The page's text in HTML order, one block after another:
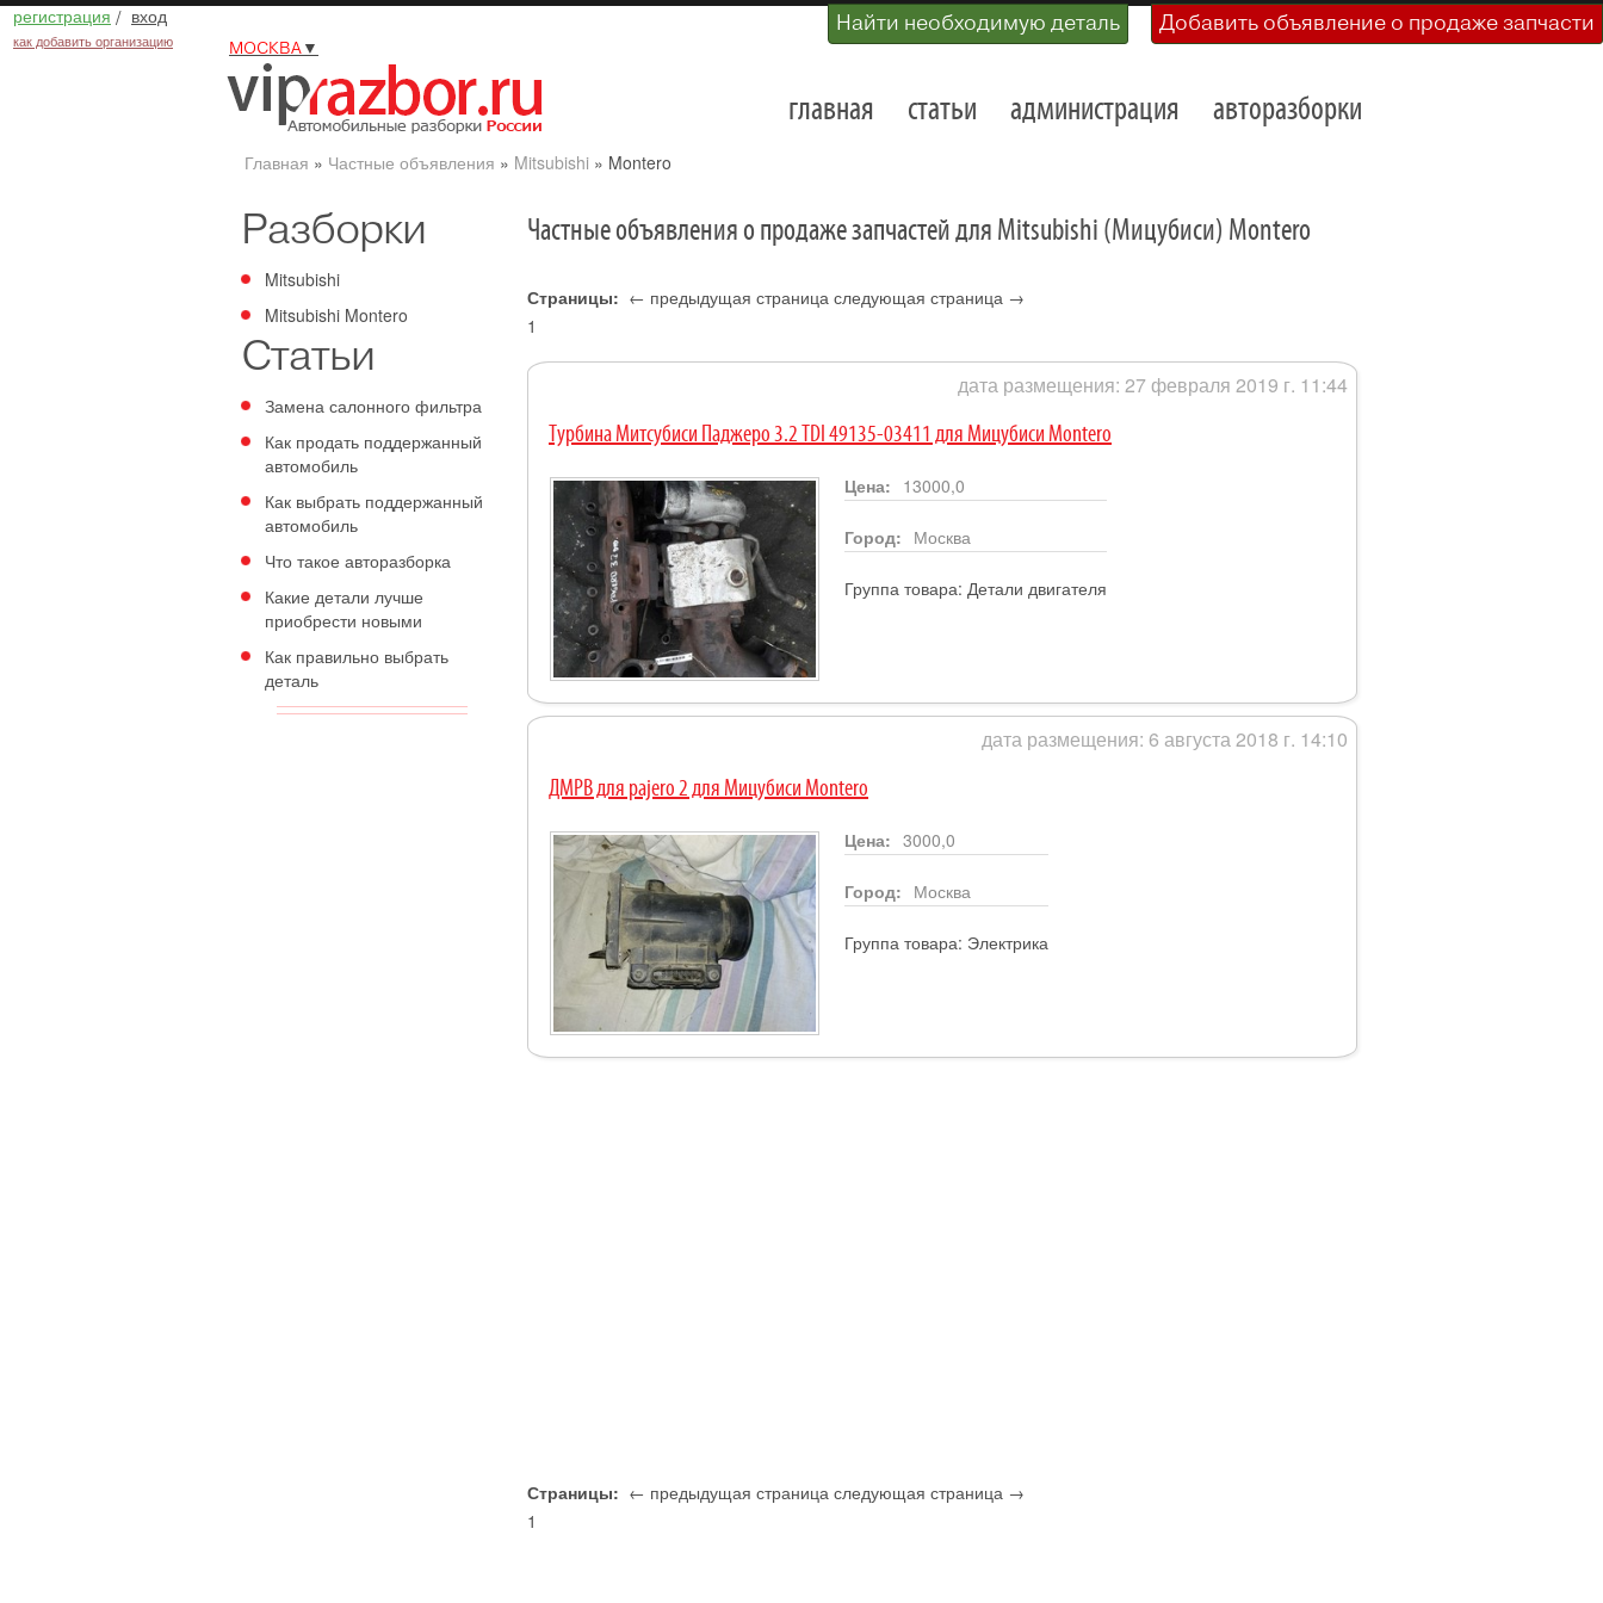
регистрация / вход
как добавить организацию
Найти необходимую деталь Добавить объявление о продаже запчасти
МОСКВА▼
главная статьи администрация авторазборки
Главная » Частные объявления » Mitsubishi» Montero
Разборки
Mitsubishi
Mitsubishi Montero
Статьи
Замена салонного фильтра
Как продать поддержанный
автомобиль
Как выбрать поддержанный
автомобиль
Что такое авторазборка
Какие детали лучше
приобрести новыми
Как правильно выбрать
деталь
Частные объявления о продаже запчастей для Mitsubishi (Мицубиси) Montero
Страницы: ← предыдущая страница следующая страница →
1
дата размещения: 27 февраля 2019 г. 11:44
Турбина Митсубиси Паджеро 3.2 TDI 49135-03411 для Мицубиси Montero
Цена: 13000,0
Город: Москва
Группа товара: Детали двигателя
дата размещения: 6 августа 2018 г. 14:10
ДМРВ для pajero 2 для Мицубиси Montero
Цена: 3000,0
Город: Москва
Группа товара: Электрика
Страницы: ← предыдущая страница следующая страница →
1